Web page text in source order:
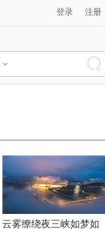
登录 注册
云雾缭绕夜三峡如梦如